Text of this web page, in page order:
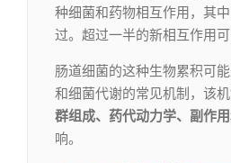
种细菌和药物相互作用，其
过。超过一半的新相互作用可
肠道细菌的这种生物累积可
和细菌代谢的常见机制，该
群组成、药代动力学、副作
响。